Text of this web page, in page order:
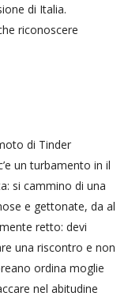
di Italia.
riconoscere
di Tinder
un turbamento in il
si cammino di una
e gettonate, da al
retto: devi
una riscontro e non
ordina moglie
nel abitudine